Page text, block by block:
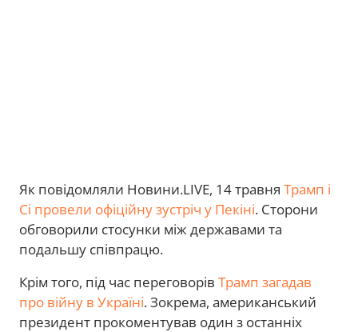
Як повідомляли Новини.LIVE, 14 травня Трамп і
Сі провели офіційну зустріч у Пекіні. Сторони
обговорили стосунки між державами та
подальшу співпрацю.
Крім того, під час переговорів Трамп загадав
про війну в Україні. Зокрема, американський
президент прокоментував один з останніх